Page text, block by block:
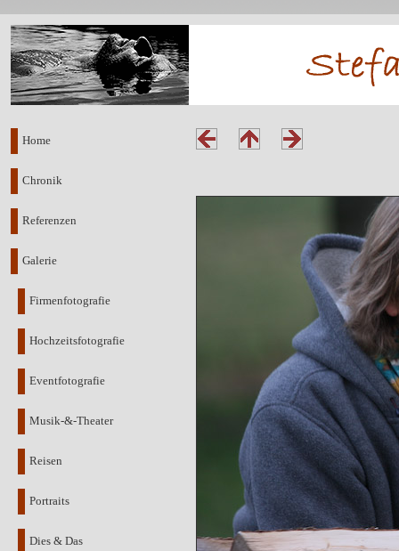
Home
Chronik
Referenzen
Galerie
Firmenfotografie
Hochzeitsfotografie
Eventfotografie
Musik-&-Theater
Reisen
Portraits
Dies & Das